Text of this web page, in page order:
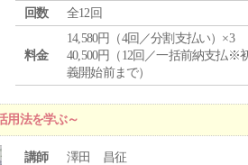
回数
全12回
料金
14,580円（4回／分割支払い）×3
40,500円（12回／一括前納支払※
義開始前まで）
法を学ぶ～
講師 澤田 昌征